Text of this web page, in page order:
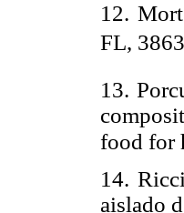
12.
FL,
13.
food for
14.
aislado